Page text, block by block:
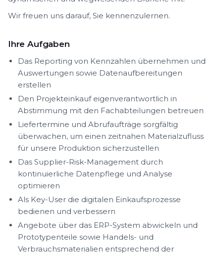
Wir freuen uns darauf, Sie kennenzulernen.
Ihre Aufgaben
Das Reporting von Kennzahlen übernehmen und
Auswertungen sowie Datenaufbereitungen
erstellen
Den Projekteinkauf eigenverantwortlich in
Abstimmung mit den Fachabteilungen betreuen
Liefertermine und Abrufaufträge sorgfältig
überwachen, um einen zeitnahen Materialzufluss
für unsere Produktion sicherzustellen
Das Supplier-Risk-Management durch
kontinuierliche Datenpflege und Analyse
optimieren
Als Key-User die digitalen Einkaufsprozesse
bedienen und verbessern
Angebote über das ERP-System abwickeln und
Prototypenteile sowie Handels- und
Verbrauchsmaterialien entsprechend der